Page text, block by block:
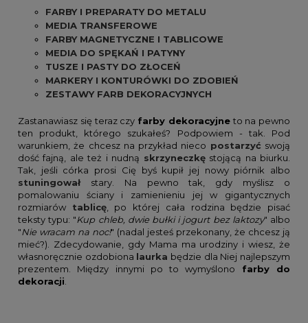
FARBY I PREPARATY DO METALU
MEDIA TRANSFEROWE
FARBY MAGNETYCZNE I TABLICOWE
MEDIA DO SPĘKAŃ I PATYNY
TUSZE I PASTY DO ZŁOCEŃ
MARKERY I KONTURÓWKI DO ZDOBIEŃ
ZESTAWY FARB DEKORACYJNYCH
Zastanawiasz się teraz czy farby dekoracyjneto na pewno
ten produkt, którego szukałeś? Podpowiem - tak. Pod
warunkiem, że chcesz na przykład nieco postarzyć swoją
dość fajną, ale też i nudną skrzyneczkę stojącą na biurku.
Tak, jeśli córka prosi Cię byś kupił jej nowy piórnik albo
stuningowałstary. Na pewno tak, gdy myślisz o
pomalowaniu ściany i zamienieniu jej w gigantycznych
rozmiarów tablicę, po której cała rodzina będzie pisać
teksty typu: "Kup chleb, dwie bułki i jogurt bez laktozy" albo
"Nie wracam na noc!" (nadal jesteś przekonany, że chcesz ją
mieć?). Zdecydowanie, gdy Mama ma urodziny i wiesz, że
własnoręcznie ozdobiona laurka będzie dla Niej najlepszym
prezentem. Między innymi po to wymyślono farby do
dekoracji